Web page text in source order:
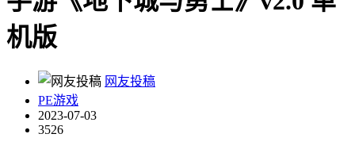
机版
网友投稿
PE游戏
2023-07-03
3526